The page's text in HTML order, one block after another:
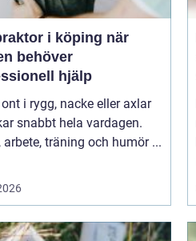
i köping när
behöver
hjälp
i rygg, nacke eller axlar
snabbt hela vardagen.
arbete, träning och humör ...